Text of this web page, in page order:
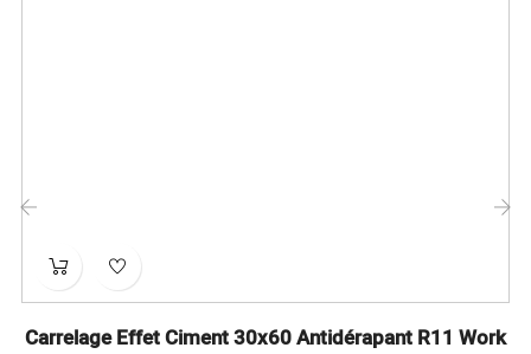
Carrelage Effet Ciment 30x60 Antidérapant R11 Work